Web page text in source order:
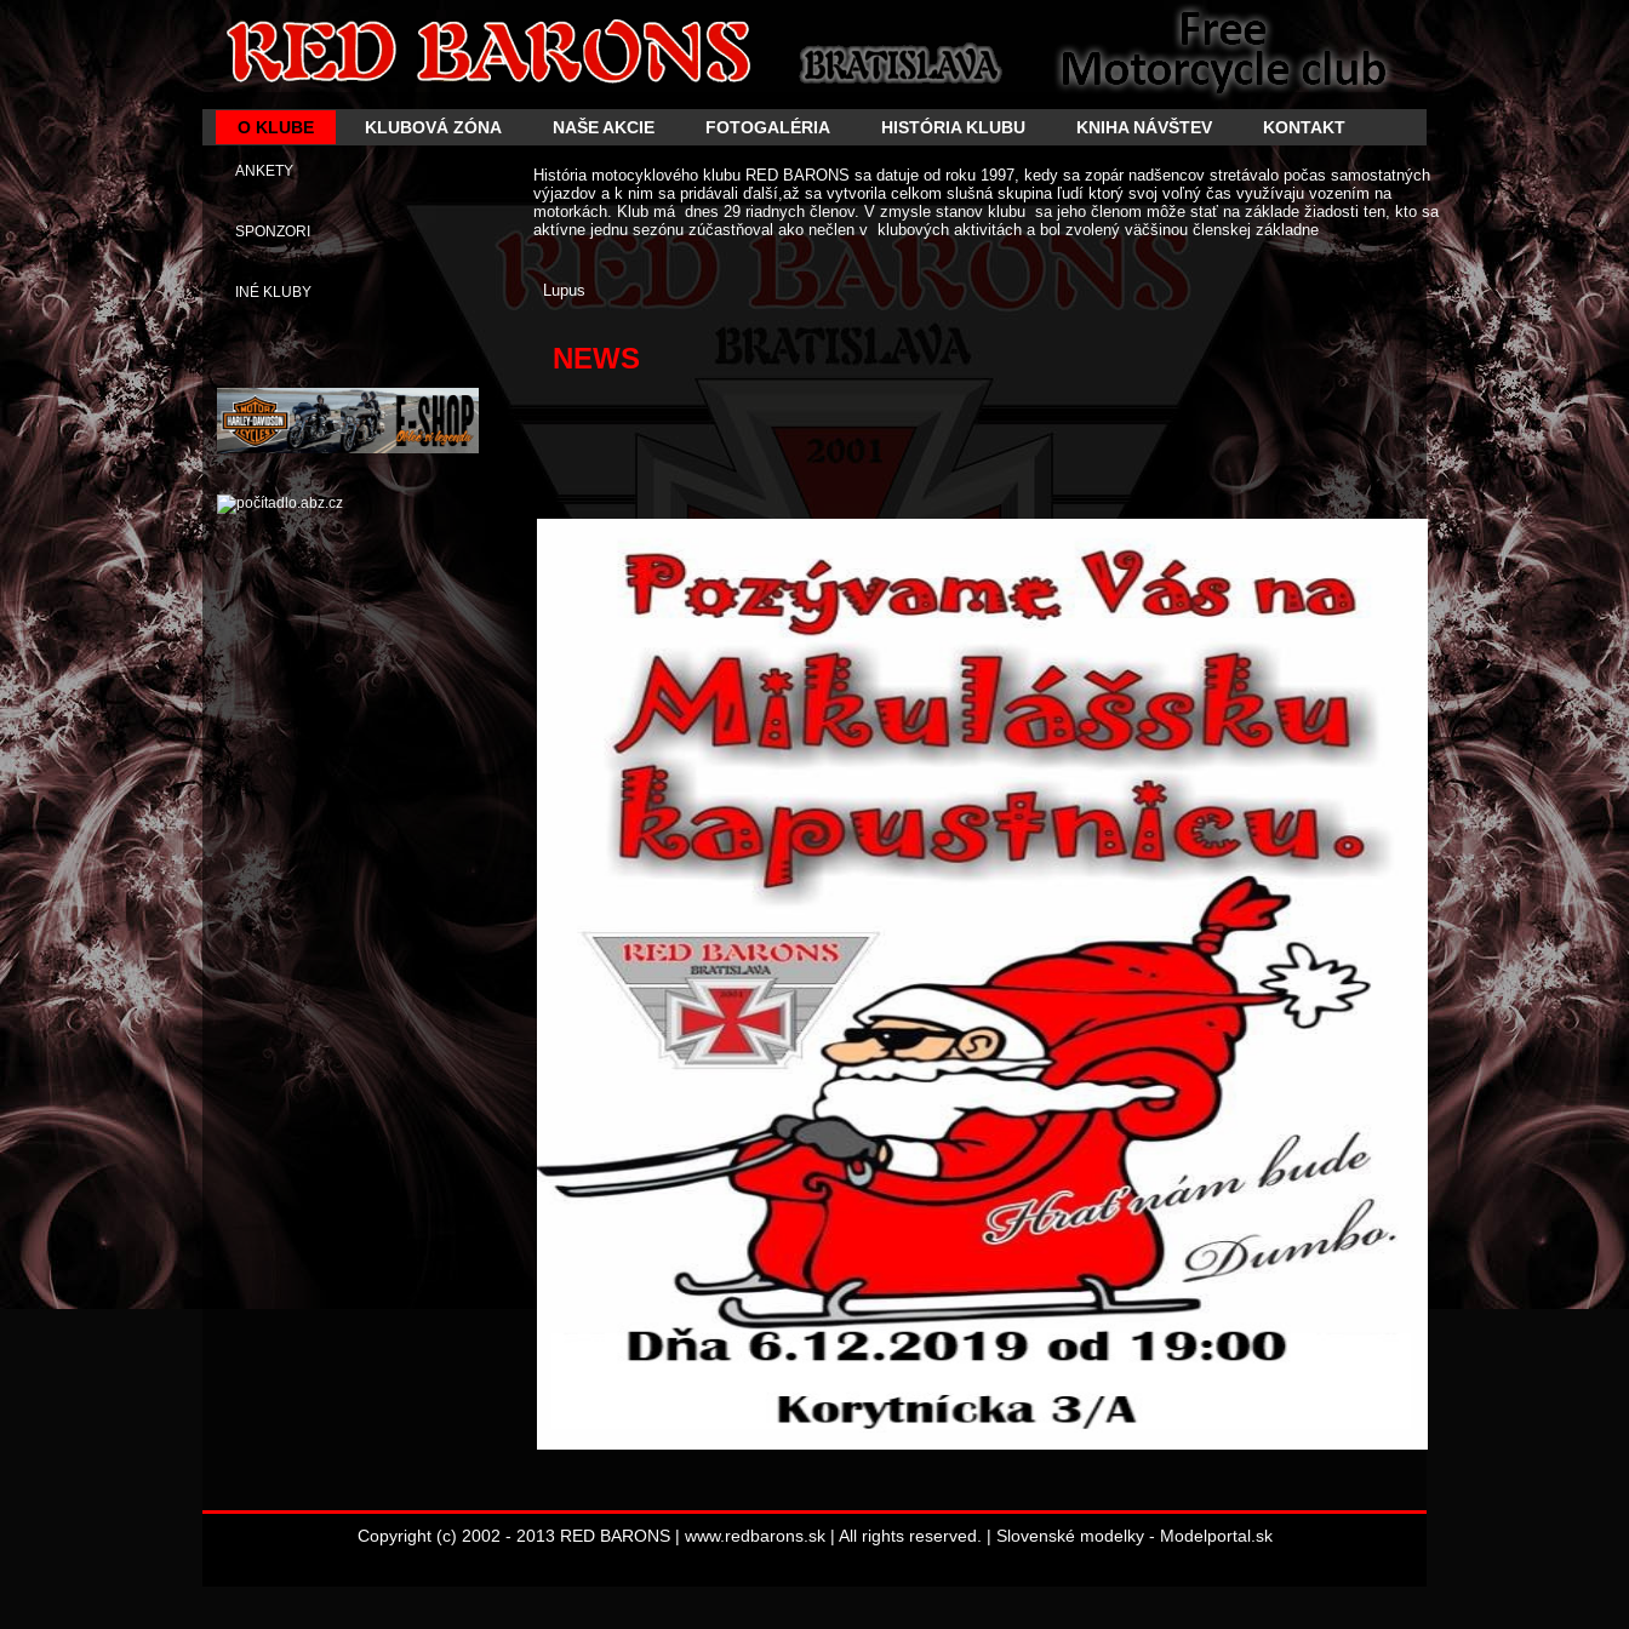
O KLUBE KLUBOVÁ ZÓNA NAŠE AKCIE FOTOGALÉRIA HISTÓRIA KLUBU KNIHA NÁVŠTEV KONTAKT
História motocyklového klubu RED BARONS sa datuje od roku 1997, kedy sa zopár nadšencov stretávalo počas samostatných
výjazdov a k nim sa pridávali ďalší,až sa vytvorila celkom slušná skupina ľudí ktorý svoj voľný čas využívaju vozením na
motorkách. Klub má dnes 29 riadnych členov. V zmysle stanov klubu sa jeho členom môže stať na základe žiadosti ten, kto sa
aktívne jednu sezónu zúčastňoval ako nečlen v klubových aktivitách a bol zvolený väčšinou členskej základne
Lupus
NEWS
ANKETY
SPONZORI
INÉ KLUBY
Copyright (c) 2002 - 2013 RED BARONS | www.redbarons.sk | All rights reserved. | Slovenské modelky - Modelportal.sk